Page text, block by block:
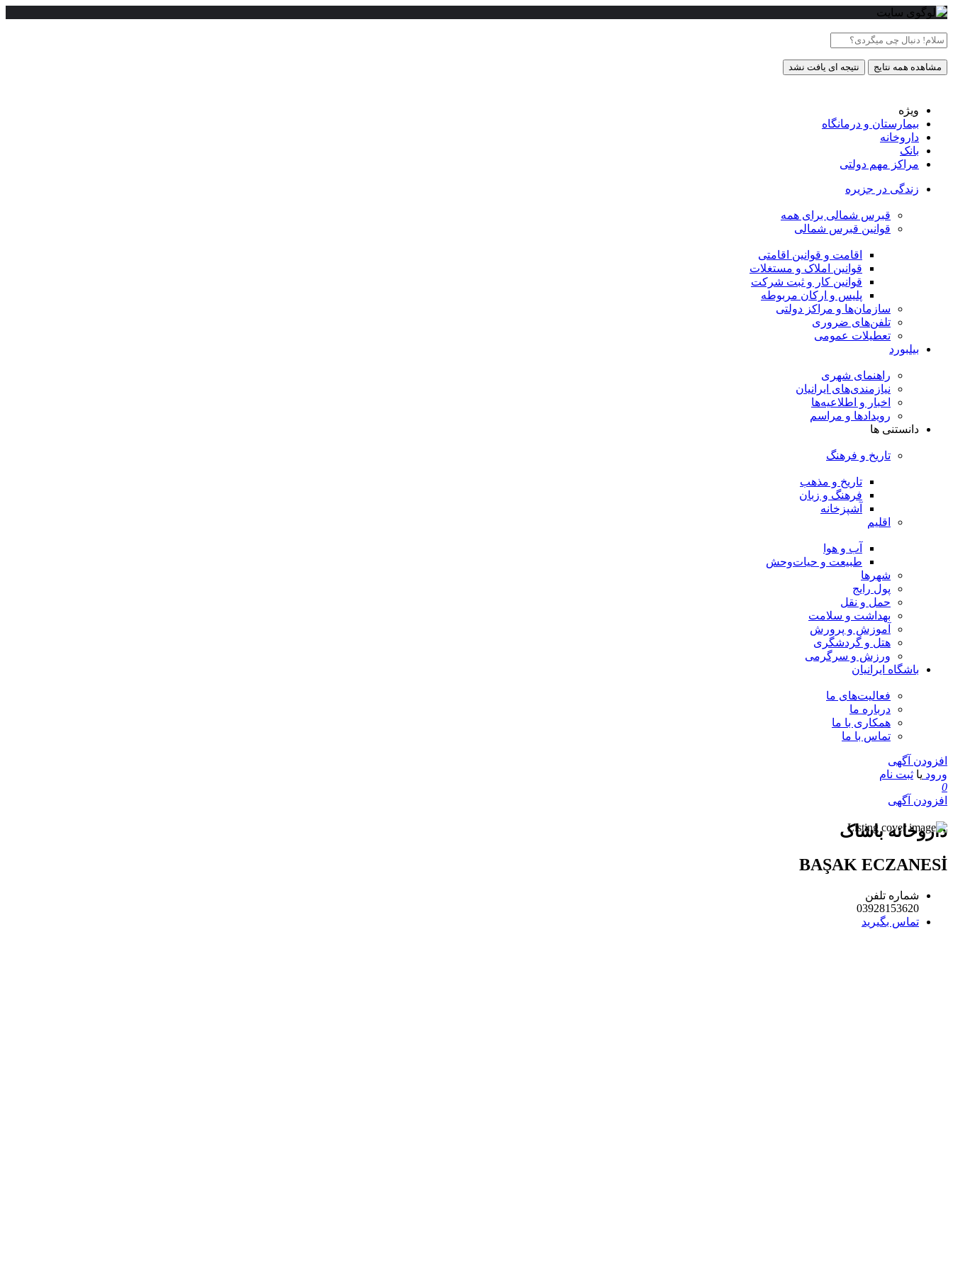
مشاهده همه نتایج نتیجه ای یافت نشد
ویژه
بیمارستان و درمانگاه
داروخانه
بانک
مراکز مهم دولتی
زندگی در جزیره
قبرس شمالی برای همه
قوانین قبرس شمالی
اقامت و قوانین اقامتی
قوانین املاک و مستغلات
قوانین کار و ثبت شرکت
پلیس و ارکان مربوطه
سازمان‌ها و مراکز دولتی
تلفن‌های ضروری
تعطیلات عمومی
بیلبورد
راهنمای شهری
نیازمندی‌های ایرانیان
اخبار و اطلاعیه‌ها
رویداد‌ها و مراسم
دانستنی ها
تاریخ و فرهنگ
تاریخ و مذهب
فرهنگ و زبان
آشپزخانه
اقلیم
آب و هوا
طبیعت و حیات‌وحش
شهرها
پول رایج
حمل و نقل
بهداشت و سلامت
آموزش و پرورش
هتل و گردشگری
ورزش و سرگرمی
باشگاه ایرانیان
فعالیت‌های ما
درباره ما
همکاری با ما
تماس با ما
افزودن آگهی
ورود یا ثبت نام
0
افزودن آگهی
داروخانه باشاک
BAŞAK ECZANESİ
شماره تلفن
03928153620
تماس بگیرید